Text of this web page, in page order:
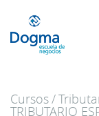
Cursos/
TRIBUTARIO